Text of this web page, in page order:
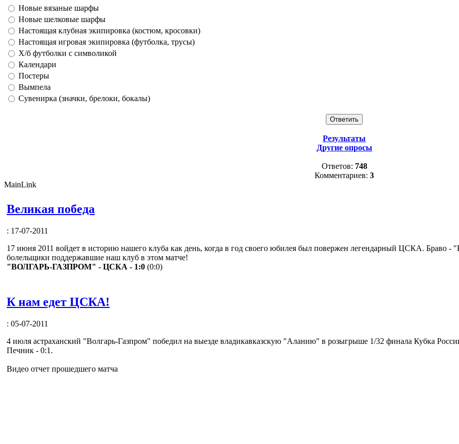
Новые вязаные шарфы
Новые шелковые шарфы
Настоящая клубная экипировка (костюм, кросовки)
Настоящая игровая экипировка (футболка, трусы)
Х/б футболки с символикой
Календари
Постеры
Вымпела
Сувенирка (значки, брелоки, бокалы)
Результаты
Другие опросы
Ответов: 748
Комментариев: 3
MainLink
Великая победа
: 17-07-2011
17 июня 2011 войдет в историю нашего клуба как день, когда в год своего юбилея был повержен легендарный ЦСКА. Браво -
болельщики поддержавшие наш клуб в этом матче!
"ВОЛГАРЬ-ГАЗПРОМ" - ЦСКА - 1:0 (0:0)
К нам едет ЦСКА!
: 05-07-2011
4 июля астраханский "Волгарь-Газпром" победил на выезде владикавказскую "Аланию" в розыгрыше 1/32 финала Кубка
Печник - 0:1.
Видео отчет прошедшего матча